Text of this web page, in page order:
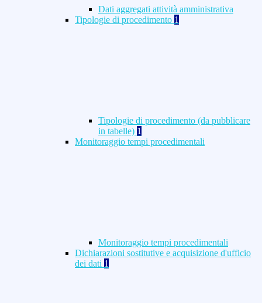
Dati aggregati attività amministrativa
Tipologie di procedimento 1
Tipologie di procedimento (da pubblicare
in tabelle) 1
Monitoraggio tempi procedimentali
Monitoraggio tempi procedimentali
Dichiarazioni sostitutive e acquisizione d'ufficio
dei dati 1